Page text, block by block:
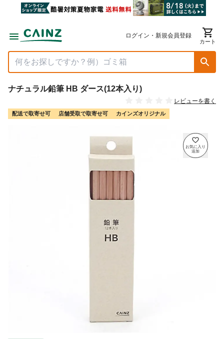
ログイン・新規会員登録
カート
ナチュラル鉛筆 HB ダース(12本入り)
レビューを書く
配送で取寄せ可 店舗受取で取寄せ可 カインズオリジナル